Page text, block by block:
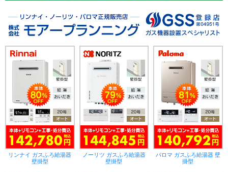
リンナイ ガスふろ給湯器
壁掛型
ノーリツ ガスふろ給湯器
壁掛型
パロマ ガスふろ給湯器 壁
掛型